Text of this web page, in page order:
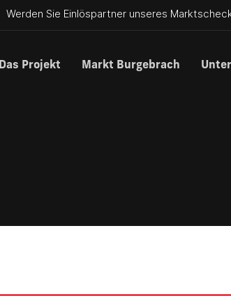
Werden Sie Einlöspartner unseres
Das Projekt Markt Burgebrach